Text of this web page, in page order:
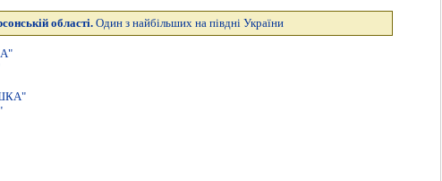
області. Один з найбільших на півдні України